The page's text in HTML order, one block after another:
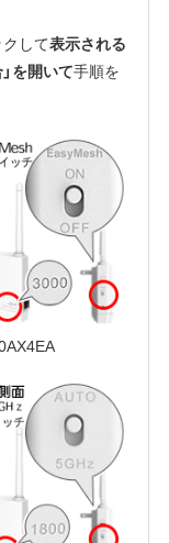
クして表示される
を開いて手順を